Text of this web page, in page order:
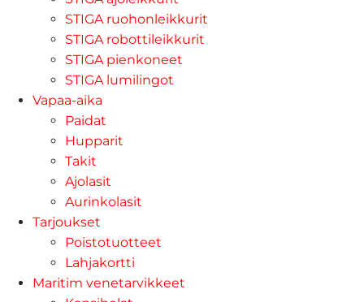
STIGA ruohonleikkurit
STIGA robottileikkurit
STIGA pienkoneet
STIGA lumilingot
Vapaa-aika
Paidat
Hupparit
Takit
Ajolasit
Aurinkolasit
Tarjoukset
Poistotuotteet
Lahjakortti
Maritim venetarvikkeet